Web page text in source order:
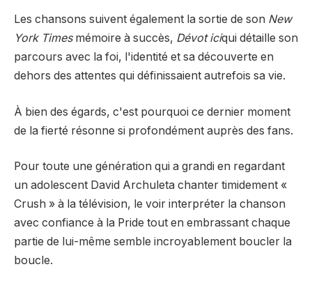
Les chansons suivent également la sortie de son New
York Timesmémoire à succès, Dévot iciqui détaille son
parcours avec la foi, l'identité et sa découverte en
dehors des attentes qui définissaient autrefois sa vie.
À bien des égards, c'est pourquoi ce dernier moment
de la fierté résonne si profondément auprès des fans.
Pour toute une génération qui a grandi en regardant
un adolescent David Archuleta chanter timidement «
Crush » à la télévision, le voir interpréter la chanson
avec confiance à la Pride tout en embrassant chaque
partie de lui-même semble incroyablement boucler la
boucle.